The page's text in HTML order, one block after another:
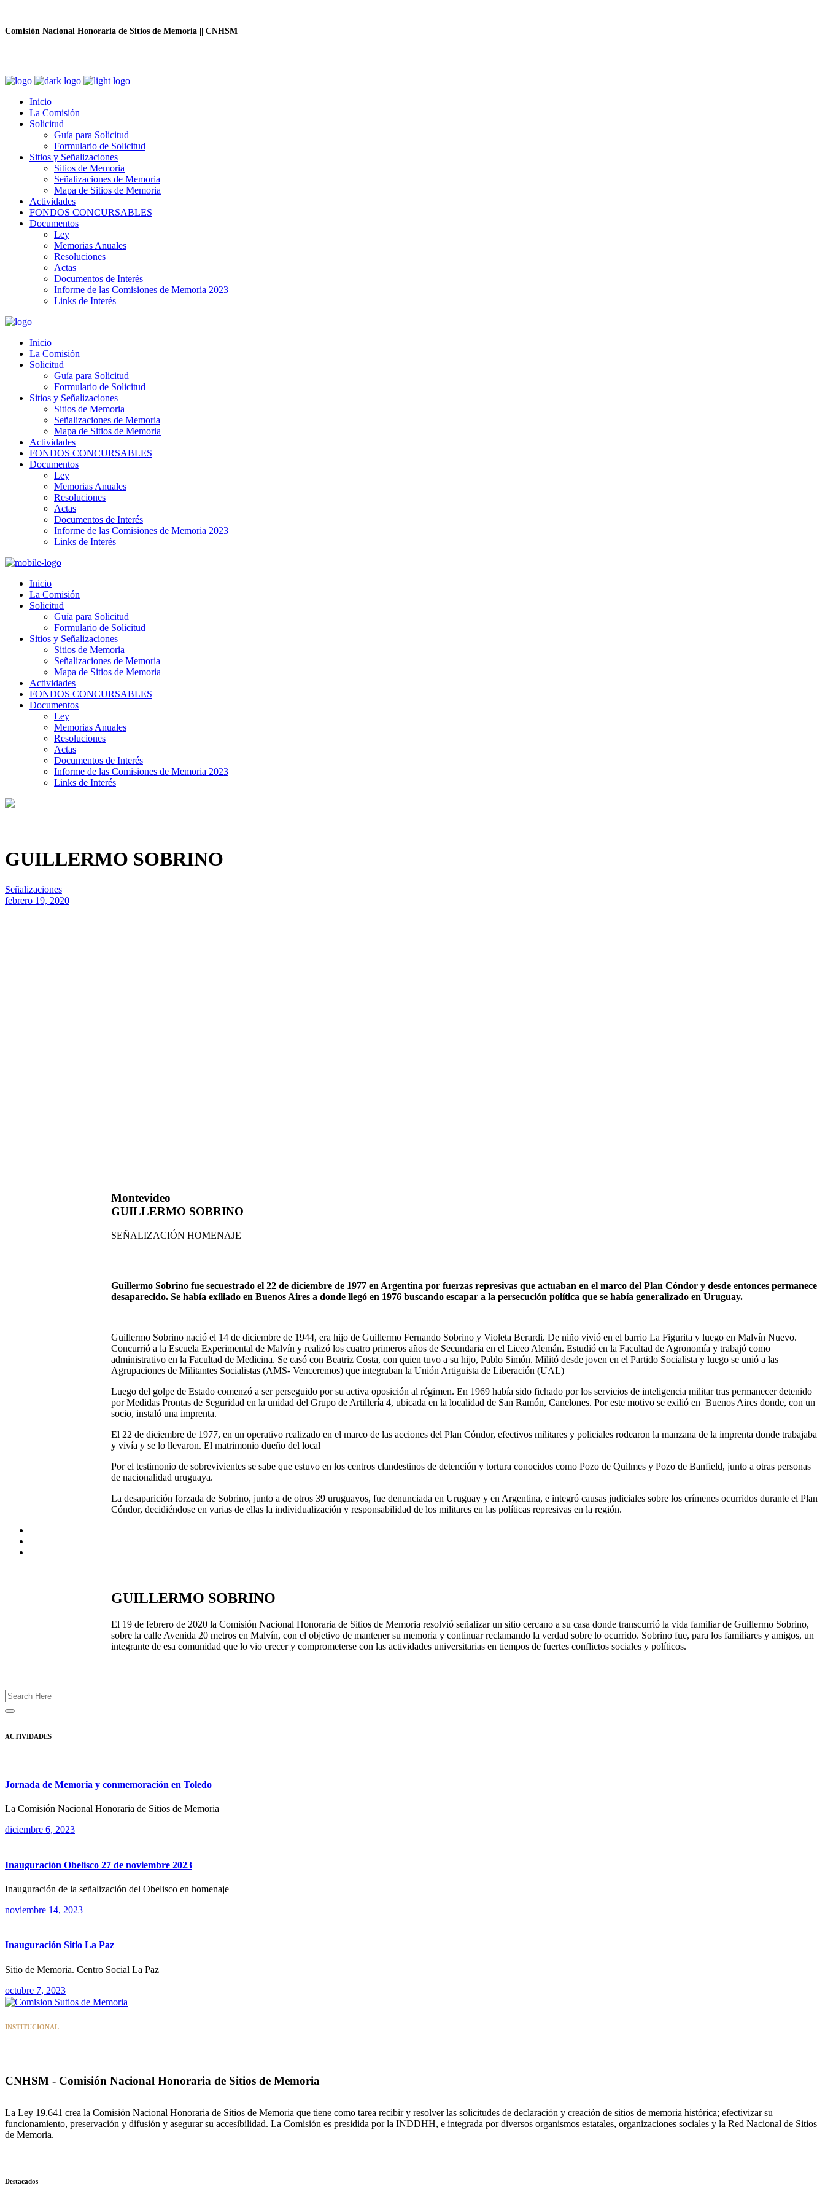
Comisión Nacional Honoraria de Sitios de Memoria || CNHSM
Inicio
La Comisión
Solicitud
Guía para Solicitud
Formulario de Solicitud
Sitios y Señalizaciones
Sitios de Memoria
Señalizaciones de Memoria
Mapa de Sitios de Memoria
Actividades
FONDOS CONCURSABLES
Documentos
Ley
Memorias Anuales
Resoluciones
Actas
Documentos de Interés
Informe de las Comisiones de Memoria 2023
Links de Interés
Inicio
La Comisión
Solicitud
Guía para Solicitud
Formulario de Solicitud
Sitios y Señalizaciones
Sitios de Memoria
Señalizaciones de Memoria
Mapa de Sitios de Memoria
Actividades
FONDOS CONCURSABLES
Documentos
Ley
Memorias Anuales
Resoluciones
Actas
Documentos de Interés
Informe de las Comisiones de Memoria 2023
Links de Interés
Inicio
La Comisión
Solicitud
Guía para Solicitud
Formulario de Solicitud
Sitios y Señalizaciones
Sitios de Memoria
Señalizaciones de Memoria
Mapa de Sitios de Memoria
Actividades
FONDOS CONCURSABLES
Documentos
Ley
Memorias Anuales
Resoluciones
Actas
Documentos de Interés
Informe de las Comisiones de Memoria 2023
Links de Interés
GUILLERMO SOBRINO
Señalizaciones
febrero 19, 2020
Montevideo
GUILLERMO SOBRINO
SEÑALIZACIÓN HOMENAJE
Guillermo Sobrino fue secuestrado el 22 de diciembre de 1977 en Argentina por fuerzas represivas que actuaban en el marco del Plan Cóndor y desde entonces permanece
desaparecido. Se había exiliado en Buenos Aires a donde llegó en 1976 buscando escapar a la persecución política que se había generalizado en Uruguay.
Guillermo Sobrino nació el 14 de diciembre de 1944, era hijo de Guillermo Fernando Sobrino y Violeta Berardi. De niño vivió en el barrio La Figurita y luego en Malvín Nuevo.
Concurrió a la Escuela Experimental de Malvín y realizó los cuatro primeros años de Secundaria en el Liceo Alemán. Estudió en la Facultad de Agronomía y trabajó como
administrativo en la Facultad de Medicina. Se casó con Beatriz Costa, con quien tuvo a su hijo, Pablo Simón. Militó desde joven en el Partido Socialista y luego se unió a las
Agrupaciones de Militantes Socialistas (AMS- Venceremos) que integraban la Unión Artiguista de Liberación (UAL)
Luego del golpe de Estado comenzó a ser perseguido por su activa oposición al régimen. En 1969 había sido fichado por los servicios de inteligencia militar tras permanecer detenido
por Medidas Prontas de Seguridad en la unidad del Grupo de Artillería 4, ubicada en la localidad de San Ramón, Canelones. Por este motivo se exilió en Buenos Aires donde, con un
socio, instaló una imprenta.
El 22 de diciembre de 1977, en un operativo realizado en el marco de las acciones del Plan Cóndor, efectivos militares y policiales rodearon la manzana de la imprenta donde trabajaba
y vivía y se lo llevaron. El matrimonio dueño del local
Por el testimonio de sobrevivientes se sabe que estuvo en los centros clandestinos de detención y tortura conocidos como Pozo de Quilmes y Pozo de Banfield, junto a otras personas
de nacionalidad uruguaya.
La desaparición forzada de Sobrino, junto a de otros 39 uruguayos, fue denunciada en Uruguay y en Argentina, e integró causas judiciales sobre los crímenes ocurridos durante el Plan
Cóndor, decidiéndose en varias de ellas la individualización y responsabilidad de los militares en las políticas represivas en la región.
GUILLERMO SOBRINO
El 19 de febrero de 2020 la Comisión Nacional Honoraria de Sitios de Memoria resolvió señalizar un sitio cercano a su casa donde transcurrió la vida familiar de Guillermo Sobrino,
sobre la calle Avenida 20 metros en Malvín, con el objetivo de mantener su memoria y continuar reclamando la verdad sobre lo ocurrido. Sobrino fue, para los familiares y amigos, un
integrante de esa comunidad que lo vio crecer y comprometerse con las actividades universitarias en tiempos de fuertes conflictos sociales y políticos.
ACTIVIDADES
Jornada de Memoria y conmemoración en Toledo
La Comisión Nacional Honoraria de Sitios de Memoria
diciembre 6, 2023
Inauguración Obelisco 27 de noviembre 2023
Inauguración de la señalización del Obelisco en homenaje
noviembre 14, 2023
Inauguración Sitio La Paz
Sitio de Memoria. Centro Social La Paz
octubre 7, 2023
INSTITUCIONAL
CNHSM - Comisión Nacional Honoraria de Sitios de Memoria
La Ley 19.641 crea la Comisión Nacional Honoraria de Sitios de Memoria que tiene como tarea recibir y resolver las solicitudes de declaración y creación de sitios de memoria histórica; efectivizar su
funcionamiento, preservación y difusión y asegurar su accesibilidad. La Comisión es presidida por la INDDHH, e integrada por diversos organismos estatales, organizaciones sociales y la Red Nacional de Sitios
de Memoria.
Destacados